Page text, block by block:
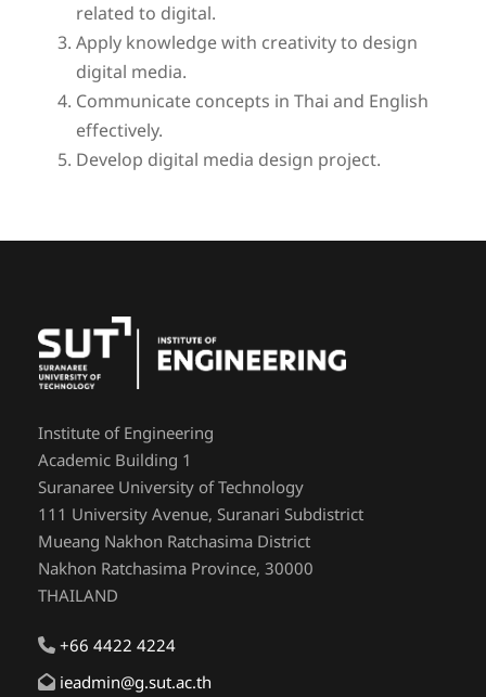
related to digital.
Apply knowledge with creativity to design
digital media.
Communicate concepts in Thai and English
effectively.
Develop digital media design project.
Institute of Engineering
Academic Building 1
Suranaree University of Technology
111 University Avenue, Suranari Subdistrict
Mueang Nakhon Ratchasima District
Nakhon Ratchasima Province, 30000
THAILAND
+66 4422 4224
ieadmin@g.sut.ac.th